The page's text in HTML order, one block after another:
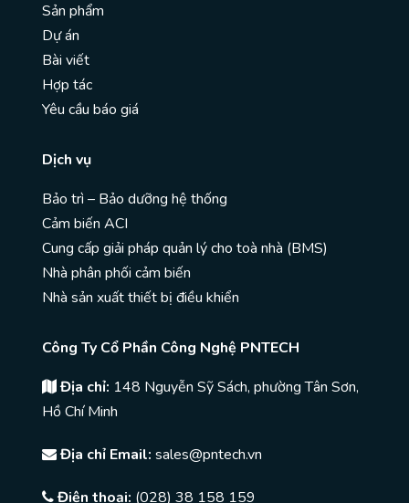
Sản phẩm
Dự án
Bài viết
Hợp tác
Yêu cầu báo giá
Dịch vụ
Bảo trì – Bảo dưỡng hệ thống
Cảm biến ACI
Cung cấp giải pháp quản lý cho toà nhà (BMS)
Nhà phân phối cảm biến
Nhà sản xuất thiết bị điều khiển
Công Ty Cổ Phần Công Nghệ PNTECH
Địa chỉ: 148 Nguyễn Sỹ Sách, phường Tân Sơn,
Hồ Chí Minh
Địa chỉ Email: sales@pntech.vn
Điện thoại: (028) 38 158 159